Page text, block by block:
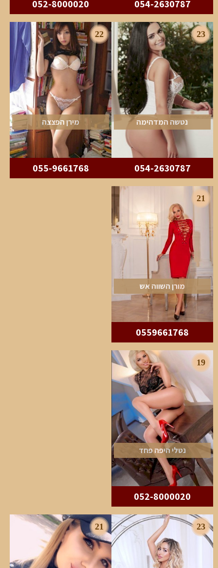
054-2630787
052-8000020
23
נטשה המדהימה
054-2630787
22
מירן הפצצה
055-9661768
21
מורן השווה אש
0559661768
19
נטלי היפה פחד
052-8000020
23
21